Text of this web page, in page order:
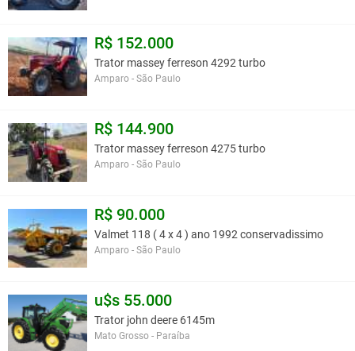
R$ 152.000
Trator massey ferreson 4292 turbo
Amparo - São Paulo
R$ 144.900
Trator massey ferreson 4275 turbo
Amparo - São Paulo
R$ 90.000
Valmet 118 ( 4 x 4 ) ano 1992 conservadissimo
Amparo - São Paulo
u$s 55.000
Trator john deere 6145m
Mato Grosso - Paraíba